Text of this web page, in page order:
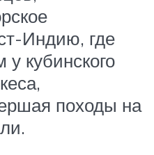
Индию, где
у кубинского
походы на